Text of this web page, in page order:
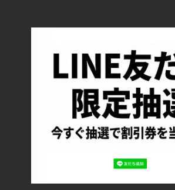
配送・送料について
返品について
お支払い方法について
特定商取引法に基づく表記
プライバシーポリシー
ロッカーズについて